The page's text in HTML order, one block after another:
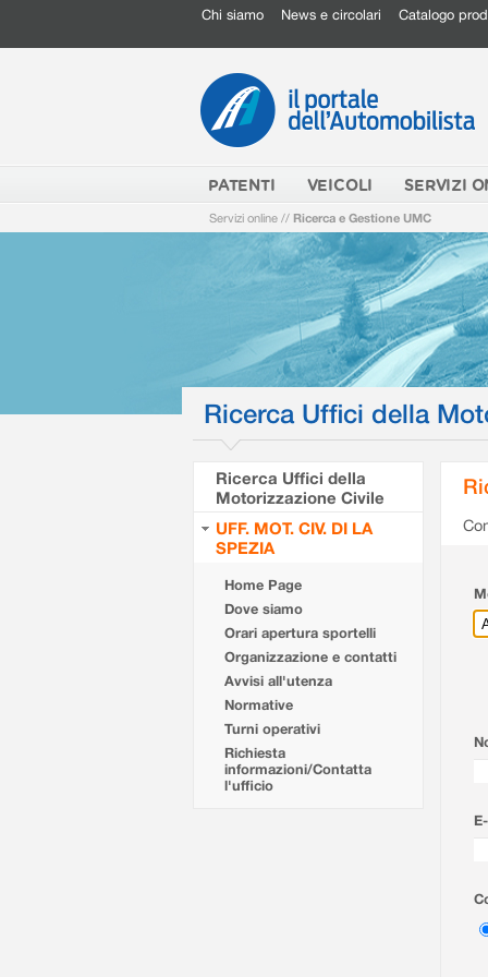
Chi siamo News e circolari Catalogo
PATENTI VEICOLI SERVIZI
Servizi online // Ricerca e Gestione UMC
Ricerca Uffici della
Ricerca Uffici della
Motorizzazione Civile
UFF. MOT. CIV. DI LA
SPEZIA
Home Page
Dove siamo
Orari apertura sportelli
Organizzazione e contatti
Avvisi all'utenza
Normative
Turni operativi
Richiesta
informazioni/Contatta
l'ufficio